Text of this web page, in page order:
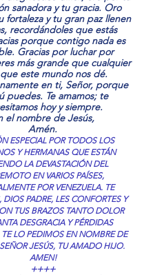
sanadora y tu gracia. Oro
fortaleza y tu gran paz llenen
recordándoles que estás
porque contigo nada es
Gracias por luchar por
más grande que cualquier
este mundo nos dé.
en ti, Señor, porque
puedes. Te amamos; te
hoy y siempre.
el nombre de Jesús,
Amén.
ESPECIAL POR TODOS LOS
Y HERMANAS QUE ESTÁN
LA DEVASTACIÓN DEL
EN VARIOS PAÍSES,
POR VENEZUELA. TE
DIOS PADRE, LES CONFORTES Y
TUS BRAZOS TANTO DOLOR
DESGRACIA Y PÉRDIDAS
LO PEDIMOS EN NOMBRE DE
JESÚS, TU AMADO HIJO.
AMEN!
++++